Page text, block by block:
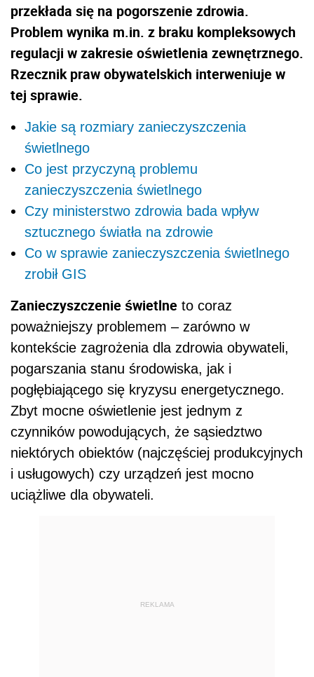
przekłada się na pogorszenie zdrowia.
Problem wynika m.in. z braku kompleksowych
regulacji w zakresie oświetlenia zewnętrznego.
Rzecznik praw obywatelskich interweniuje w
tej sprawie.
Jakie są rozmiary zanieczyszczenia
świetlnego
Co jest przyczyną problemu
zanieczyszczenia świetlnego
Czy ministerstwo zdrowia bada wpływ
sztucznego światła na zdrowie
Co w sprawie zanieczyszczenia świetlnego
zrobił GIS
Zanieczyszczenie świetlne to coraz
poważniejszy problemem – zarówno w
kontekście zagrożenia dla zdrowia obywateli,
pogarszania stanu środowiska, jak i
pogłębiającego się kryzysu energetycznego.
Zbyt mocne oświetlenie jest jednym z
czynników powodujących, że sąsiedztwo
niektórych obiektów (najczęściej produkcyjnych
i usługowych) czy urządzeń jest mocno
uciążliwe dla obywateli.
REKLAMA